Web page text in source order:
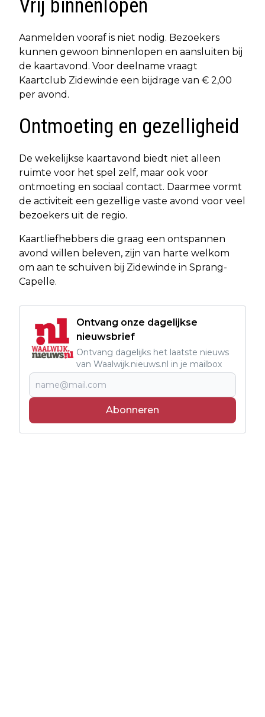
Vrij binnenlopen
Aanmelden vooraf is niet nodig. Bezoekers
kunnen gewoon binnenlopen en aansluiten bij
de kaartavond. Voor deelname vraagt
Kaartclub Zidewinde een bijdrage van € 2,00
per avond.
Ontmoeting en gezelligheid
De wekelijkse kaartavond biedt niet alleen
ruimte voor het spel zelf, maar ook voor
ontmoeting en sociaal contact. Daarmee vormt
de activiteit een gezellige vaste avond voor veel
bezoekers uit de regio.
Kaartliefhebbers die graag een ontspannen
avond willen beleven, zijn van harte welkom
om aan te schuiven bij Zidewinde in Sprang-
Capelle.
Ontvang onze dagelijkse
nieuwsbrief
Ontvang dagelijks het laatste nieuws
van Waalwijk.nieuws.nl in je mailbox
Abonneren